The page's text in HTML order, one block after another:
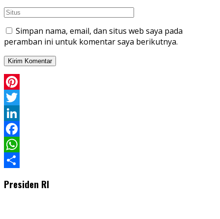
Simpan nama, email, dan situs web saya pada
peramban ini untuk komentar saya berikutnya.
Pinterest
Twitter
LinkedIn
Facebook
WhatsApp
Presiden RI